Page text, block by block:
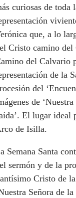
curiosas de toda
que, a lo
Cristo camino del
del Calvario
de la
del
de
El lugar ideal
de Isilla.
Semana Santa
sermón y de la
Cristo de
Señora de